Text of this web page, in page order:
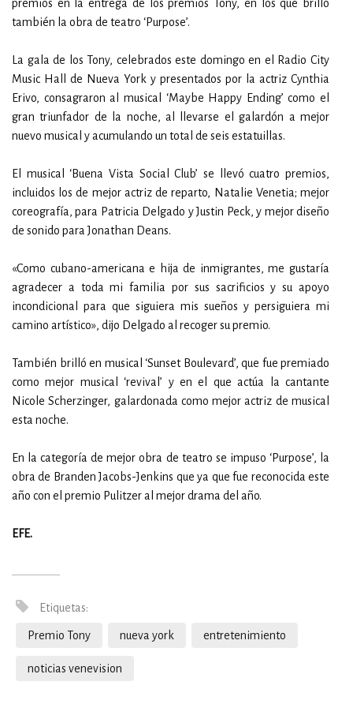
premios en la entrega de los premios Tony, en los que brilló
también la obra de teatro ‘Purpose’.
La gala de los Tony, celebrados este domingo en el Radio City
Music Hall de Nueva York y presentados por la actriz Cynthia
Erivo, consagraron al musical ‘Maybe Happy Ending’ como el
gran triunfador de la noche, al llevarse el galardón a mejor
nuevo musical y acumulando un total de seis estatuillas.
El musical ‘Buena Vista Social Club’ se llevó cuatro premios,
incluidos los de mejor actriz de reparto, Natalie Venetia; mejor
coreografía, para Patricia Delgado y Justin Peck, y mejor diseño
de sonido para Jonathan Deans.
«Como cubano-americana e hija de inmigrantes, me gustaría
agradecer a toda mi familia por sus sacrificios y su apoyo
incondicional para que siguiera mis sueños y persiguiera mi
camino artístico», dijo Delgado al recoger su premio.
También brilló en musical ‘Sunset Boulevard’, que fue premiado
como mejor musical ‘revival’ y en el que actúa la cantante
Nicole Scherzinger, galardonada como mejor actriz de musical
esta noche.
En la categoría de mejor obra de teatro se impuso ‘Purpose’, la
obra de Branden Jacobs-Jenkins que ya que fue reconocida este
año con el premio Pulitzer al mejor drama del año.
EFE.
Etiquetas:
Premio Tony nueva york entretenimiento
noticias venevision